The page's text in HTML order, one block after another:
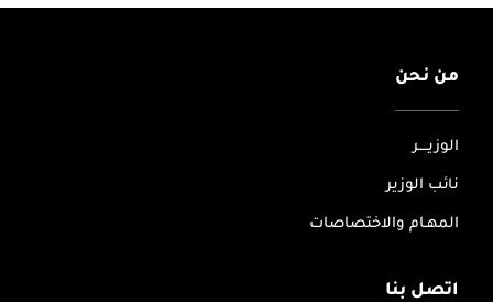
من نحن
الوزيــــر
نائب الوزير
المهـام والاختصاصات
اتصل بنا